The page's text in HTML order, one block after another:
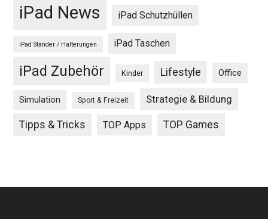
iPad News iPad Schutzhüllen
iPad Ständer / Halterungen iPad Taschen
iPad Zubehör Kinder Lifestyle Office
Simulation Sport & Freizeit Strategie & Bildung
Tipps & Tricks TOP Apps TOP Games